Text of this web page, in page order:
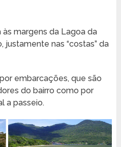
às margens da Lagoa da
nas “costas” da
embarcações, que são
do bairro como por
a passeio.